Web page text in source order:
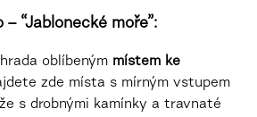
“Jablonecké moře”:
oblíbeným místem ke
zde místa s mírným vstupem
s drobnými kamínky a travnaté